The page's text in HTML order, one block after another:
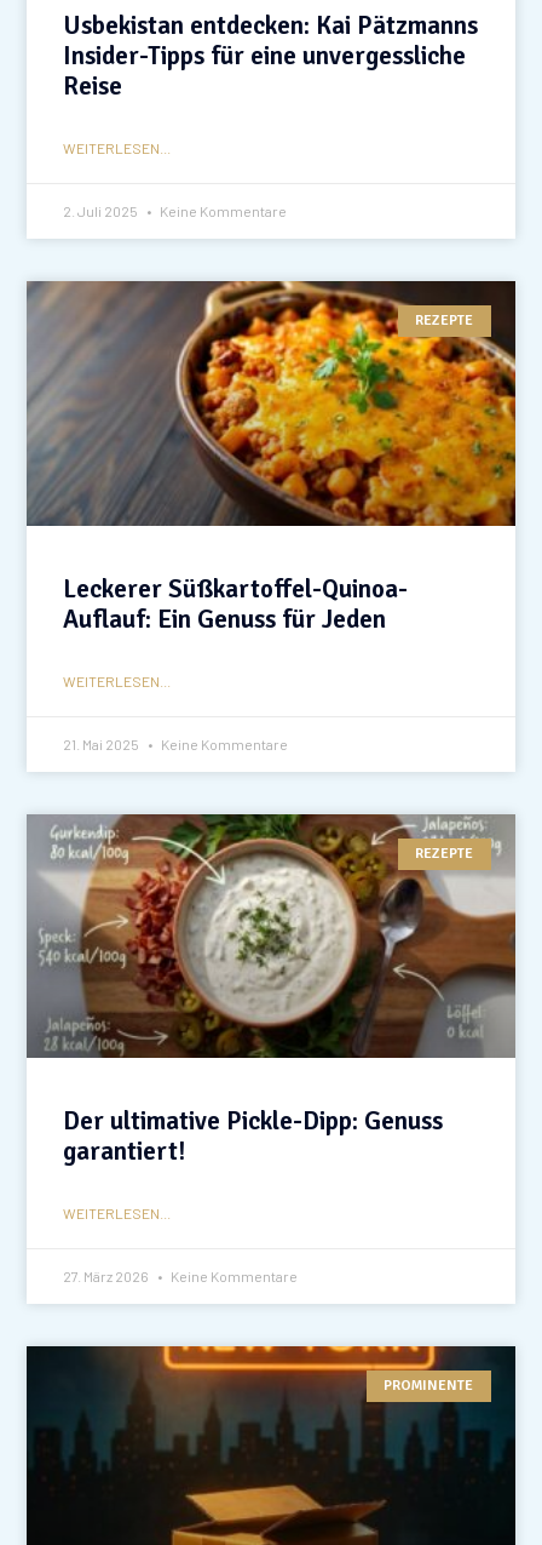
Usbekistan entdecken: Kai Pätzmanns
Insider-Tipps für eine unvergessliche
Reise
WEITERLESEN...
2. Juli 2025 Keine Kommentare
REZEPTE
Leckerer Süßkartoffel-Quinoa-
Auflauf: Ein Genuss für Jeden
WEITERLESEN...
21. Mai 2025 Keine Kommentare
REZEPTE
Der ultimative Pickle-Dipp: Genuss
garantiert!
WEITERLESEN...
27. März 2026 Keine Kommentare
PROMINENTE